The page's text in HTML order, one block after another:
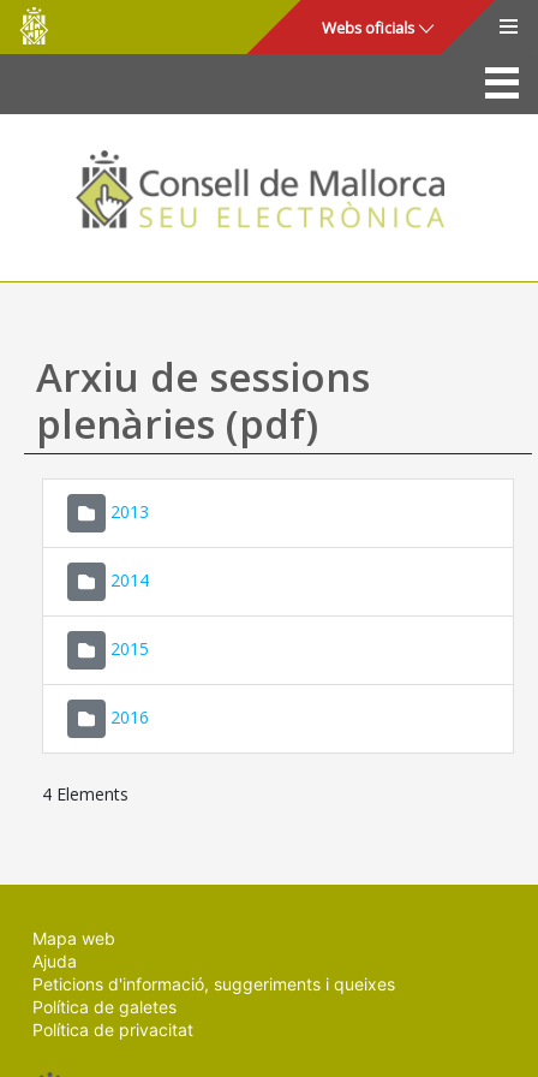
Salta al contingut principal
Consell
de
Mallorca
Webs oficials
La Seu
Consell de Mallorca
Accés i seguretat
Utilitats
Ajuda
Arxiu de sessions
plenàries (pdf)
2013
2014
2015
2016
4 Elements
Mapa web
Ajuda
Peticions d'informació, suggeriments i queixes
Política de galetes
Política de privacitat